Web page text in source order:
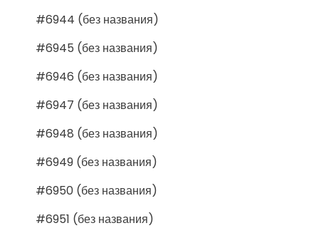
#6944 (без названия)
#6945 (без названия)
#6946 (без названия)
#6947 (без названия)
#6948 (без названия)
#6949 (без названия)
#6950 (без названия)
#6951 (без названия)